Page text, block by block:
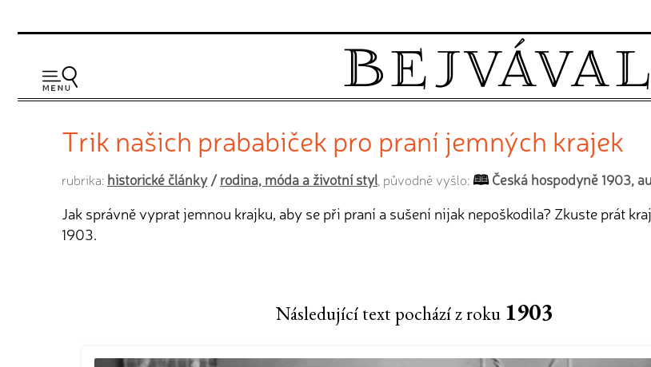
Trik našich prababiček pro praní jemných krajek
rubrika: historické články/rodina, móda a životní styl , původně vyšlo: Česká hospodyně 1903,
Jak správně vyprat jemnou krajku, aby se při praní a sušení nijak nepoškodila? Zkuste prát
1903.
Následující text pochází z roku 1903